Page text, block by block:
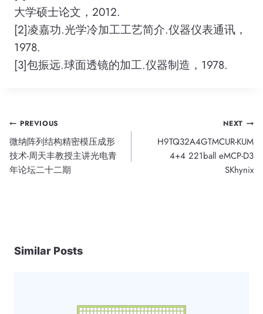
大学硕士论文，2012.
[2]凌嘉功.光学冷加工工艺简介.仪器仪表通讯，
1978.
[3]包振远.球面透镜的加工.仪器制造，1978.
Post
navigation
PREVIOUS
微纳阵列结构精密模压成形
技术-周天丰教授主讲光电青
年论坛二十二期
NEXT
H9TQ32A4GTMCUR-KUM
4+4 221ball eMCP-D3
SKhynix
Similar Posts